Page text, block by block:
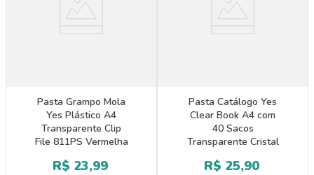
Pasta Grampo Mola
Yes Plástico A4
Transparente Clip
File 811PS Vermelha
R$ 23,99
Pasta Catálogo Yes
Clear Book A4 com
40 Sacos
Transparente Cristal
R$ 25,90